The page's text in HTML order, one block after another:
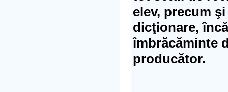
elev, precum
dicţionare,
îmbrăcăminte
producător.